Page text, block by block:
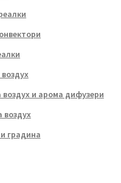
и арома дифузери
воздух
градина